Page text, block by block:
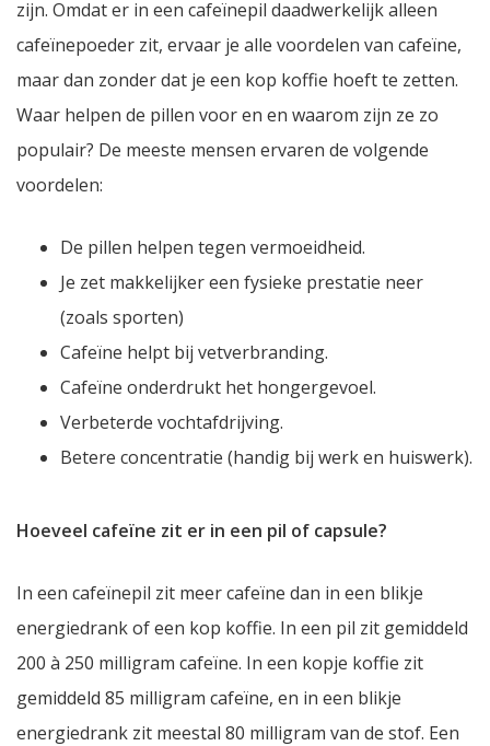
zijn. Omdat er in een cafeïnepil daadwerkelijk alleen
cafeïnepoeder zit, ervaar je alle voordelen van cafeïne,
maar dan zonder dat je een kop koffie hoeft te zetten.
Waar helpen de pillen voor en en waarom zijn ze zo
populair? De meeste mensen ervaren de volgende
voordelen:
De pillen helpen tegen vermoeidheid.
Je zet makkelijker een fysieke prestatie neer
(zoals sporten)
Cafeïne helpt bij vetverbranding.
Cafeïne onderdrukt het hongergevoel.
Verbeterde vochtafdrijving.
Betere concentratie (handig bij werk en huiswerk).
Hoeveel cafeïne zit er in een pil of capsule?
In een cafeïnepil zit meer cafeïne dan in een blikje
energiedrank of een kop koffie. In een pil zit gemiddeld
200 à 250 milligram cafeïne. In een kopje koffie zit
gemiddeld 85 milligram cafeïne, en in een blikje
energiedrank zit meestal 80 milligram van de stof. Een